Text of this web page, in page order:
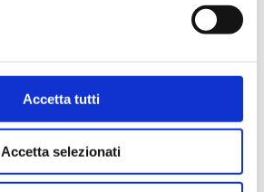
Accetta tutti
Accetta selezionati